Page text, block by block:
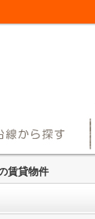
賃貸物件